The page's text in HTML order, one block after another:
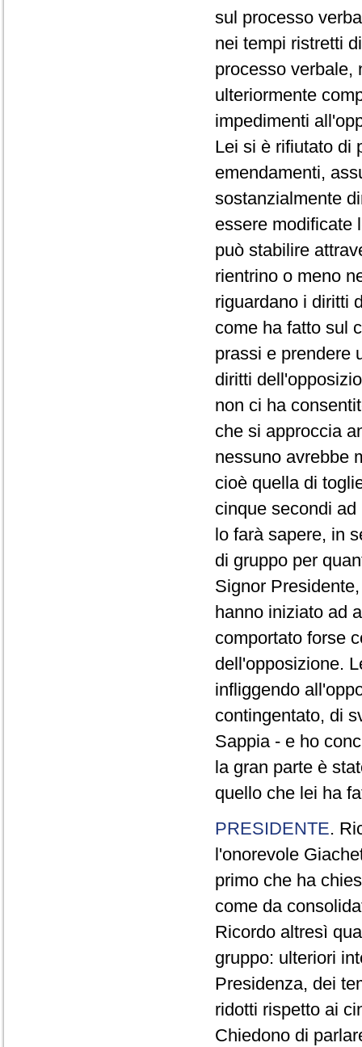
sul processo
nei tempi ristretti
processo verbale,
ulteriormente
impedimenti
Lei si è rifiutato di
emendamenti,
sostanzialmente
essere modificate
può stabilire
rientrino o meno
riguardano i diritti
come ha fatto sul
prassi e prendere
diritti
non ci ha
che si approccia
nessuno avrebbe
cioè quella di
cinque secondi
lo farà sapere, in
di gruppo per
Signor
hanno iniziato ad
comportato forse
dell'opposizione.
infliggendo
contingentato, di
Sappia - e ho
la gran parte è
quello che lei ha
PRESIDENTE.
l'onorevole
primo che ha
come da
Ricordo altresì
gruppo: ulteriori
Presidenza, dei
ridotti rispetto ai
Chiedono di